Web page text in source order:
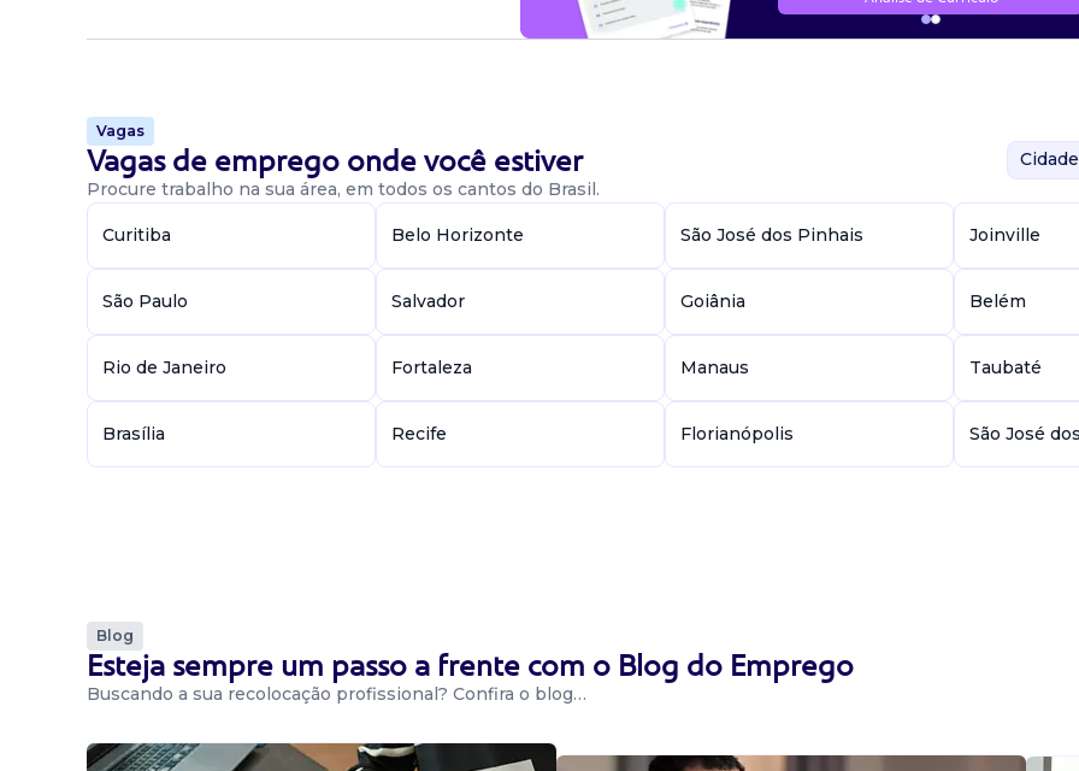
Vagas
Vagas de emprego onde você estiver
Procure trabalho na sua área, em todos os cantos do Brasil.
Curitiba Belo Horizonte São José dos Pinhais Joinville
São Paulo Salvador Goiânia Belém
Rio de Janeiro Fortaleza Manaus Taubaté
Brasília Recife Florianópolis São José
Blog
Esteja sempre um passo a frente com o Blog do Emprego
Buscando a sua recolocação profissional? Confira o blog…